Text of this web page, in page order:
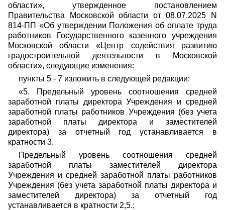
области», утвержденное постановлением
Правительства Московской области от 08.07.2025 N
814-ПП «Об утверждении Положения об оплате труда
работников Государственного казенного учреждения
Московской области «Центр содействия развитию
градостроительной деятельности в Московской
области», следующие изменения:
пункты 5 - 7 изложить в следующей редакции:
«5. Предельный уровень соотношения средней
заработной платы директора Учреждения и средней
заработной платы работников Учреждения (без учета
заработной платы директора и заместителей
директора) за отчетный год устанавливается в
кратности 3.
Предельный уровень соотношения средней
заработной платы заместителей директора
Учреждения и средней заработной платы работников
Учреждения (без учета заработной платы директора и
заместителей директора) за отчетный год
устанавливается в кратности 2,5.;